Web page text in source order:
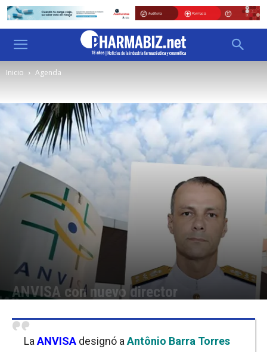
Inicio Agenda
ANVISA con nuevo director
La ANVISA designó a Antônio Barra Torres